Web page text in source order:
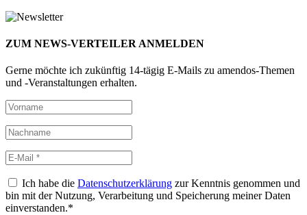
ZUM NEWS-VERTEILER ANMELDEN
Gerne möchte ich zukünftig 14-tägig E-Mails zu amendos-Themen
und -Veranstaltungen erhalten.
Ich habe die Datenschutzerklärung zur Kenntnis genommen und
bin mit der Nutzung, Verarbeitung und Speicherung meiner Daten
einverstanden.*